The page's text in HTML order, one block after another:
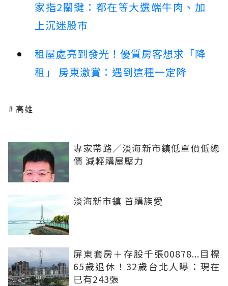
家指2關鍵：都在等大選端牛肉、加
上沉迷股市
租屋處亮到發光！優質房客想求「降
租」 房東激賞：遇到這種一定降
高雄
專家帶路／淡海新市鎮低單價低總
價 減輕購屋壓力
淡海新市鎮 首購族愛
屏東套房＋存股千張00878...目標
65歲退休！32歲台北人曝：現在
已有243張